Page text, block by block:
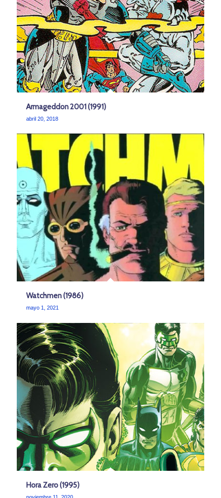
Armageddon 2001 (1991)
abril 20, 2018
Watchmen (1986)
mayo 1, 2021
Hora Zero (1995)